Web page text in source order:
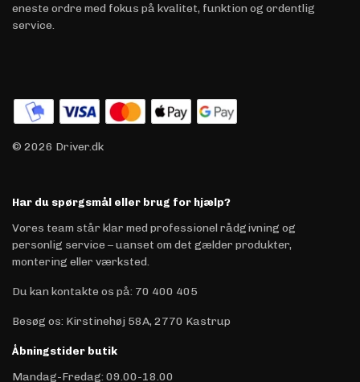
eneste ordre med fokus på kvalitet, funktion og ordentlig
service.
© 2026 Driver.dk
Har du spørgsmål eller brug for hjælp?
Vores team står klar med professionel rådgivning og
personlig service – uanset om det gælder produkter,
montering eller værksted.
Du kan kontakte os på: 70 400 405
Besøg os: Kirstinehøj 58A, 2770 Kastrup
Åbningstider butik
Mandag-Fredag: 09.00-18.00